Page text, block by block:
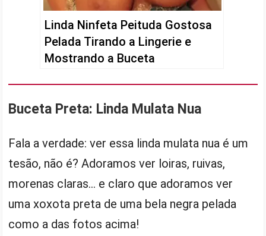
Linda Ninfeta Peituda Gostosa
Pelada Tirando a Lingerie e
Mostrando a Buceta
Buceta Preta: Linda Mulata Nua
Fala a verdade: ver essa linda mulata nua é um
tesão, não é? Adoramos ver loiras, ruivas,
morenas claras… e claro que adoramos ver
uma xoxota preta de uma bela negra pelada
como a das fotos acima!